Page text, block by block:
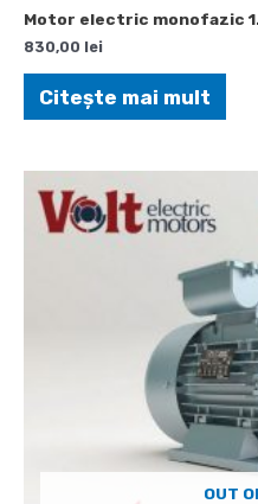
Motor electric monofazic
830,00 lei
Citește mai mult
OUT